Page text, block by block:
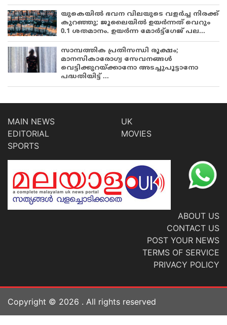
യുകെയിൽ ഭവന വിലയുടെ വളർച്ച നിരക്ക്
കുറഞ്ഞു; ജൂലൈയിൽ ഉയർന്നത് വെറും
0.1 ശതമാനം. ഉയർന്ന മോർട്ട്ഗേജ് പല...
സാമ്പത്തിക പ്രതിസന്ധി രൂക്ഷം;
മാനസികാരോഗ്യ സേവനങ്ങൾ
വെട്ടിക്കുറയ്ക്കാനോ അടച്ചുപൂട്ടാനോ
പദ്ധതിയിട്ട് ...
MAIN NEWS
EDITORIAL
SPORTS
UK
MOVIES
ABOUT US
CONTACT US
POST YOUR NEWS
TERMS OF SERVICE
PRIVACY POLICY
Copyright © 2026 . All rights reserved